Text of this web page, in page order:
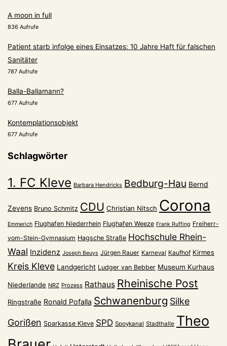
A moon in full
836 Aufrufe
Patient starb infolge eines Einsatzes: 10 Jahre Haft für falschen
Sanitäter
787 Aufrufe
Balla-Ballamann?
677 Aufrufe
Kontemplationsobjekt
677 Aufrufe
Schlagwörter
1. FC Kleve Barbara Hendricks Bedburg-Hau Bernd
Zevens Bruno Schmitz CDU Christian Nitsch Corona
Emmerich Flughafen Niederrhein Flughafen Weeze Frank Ruffing Freiherr-
vom-Stein-Gymnasium Hagsche Straße Hochschule Rhein-
Waal Inzidenz Joseph Beuys Jürgen Rauer Karneval Kaufhof Kirmes
Kreis Kleve Landgericht Ludger van Bebber Museum Kurhaus
Niederlande NRZ Prozess Rathaus Rheinische Post
Ringstraße Ronald Pofalla Schwanenburg Silke
Gorißen Sparkasse Kleve SPD Spoykanal Stadthalle Theo